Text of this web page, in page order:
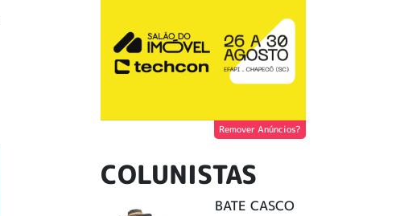
Remover Anúncios?
COLUNISTAS
BATE CASCO